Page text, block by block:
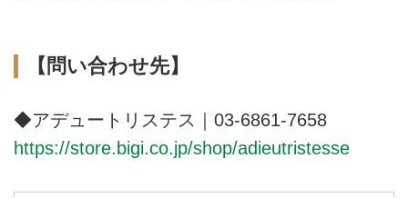
【問い合わせ先】
◆アデュートリステス｜03-6861-7658
https://store.bigi.co.jp/shop/adieutristesse